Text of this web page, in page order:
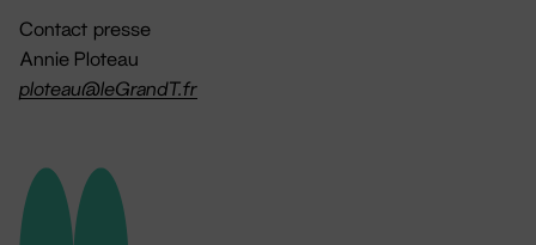
Contact presse
Annie Ploteau
ploteau@leGrandT.fr